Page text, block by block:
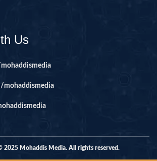
Us
mohaddismedia
2025 Mohaddis Media. All rights reserved.